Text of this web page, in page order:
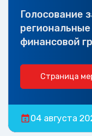
Голосование
финансовой
Страница
04 августа